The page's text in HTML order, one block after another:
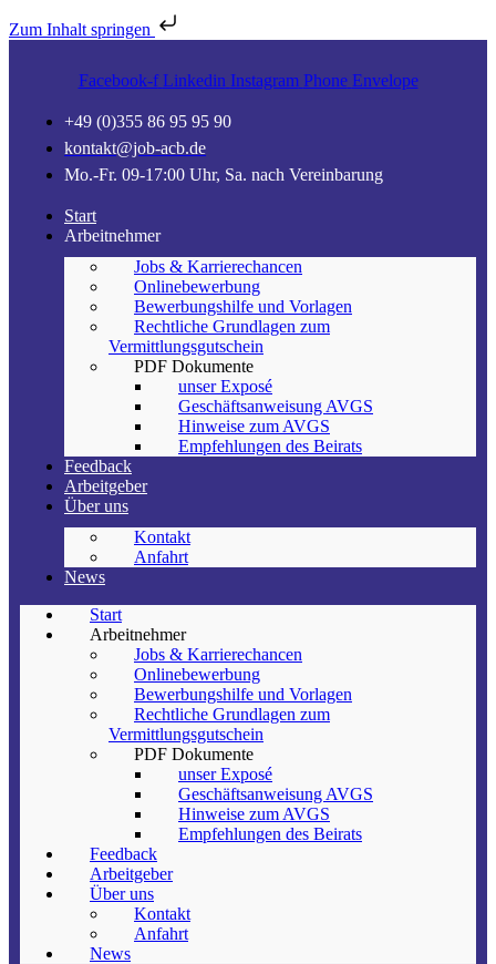
Zum Inhalt springen
Facebook-f Linkedin Instagram Phone Envelope
+49 (0)355 86 95 95 90
kontakt@job-acb.de
Mo.-Fr. 09-17:00 Uhr, Sa. nach Vereinbarung
Start
Arbeitnehmer
Jobs & Karrierechancen
Onlinebewerbung
Bewerbungshilfe und Vorlagen
Rechtliche Grundlagen zum
Vermittlungsgutschein
PDF Dokumente
unser Exposé
Geschäftsanweisung AVGS
Hinweise zum AVGS
Empfehlungen des Beirats
Feedback
Arbeitgeber
Über uns
Kontakt
Anfahrt
News
Start
Arbeitnehmer
Jobs & Karrierechancen
Onlinebewerbung
Bewerbungshilfe und Vorlagen
Rechtliche Grundlagen zum
Vermittlungsgutschein
PDF Dokumente
unser Exposé
Geschäftsanweisung AVGS
Hinweise zum AVGS
Empfehlungen des Beirats
Feedback
Arbeitgeber
Über uns
Kontakt
Anfahrt
News